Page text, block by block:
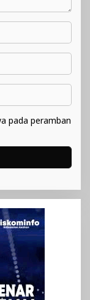
pada peramban